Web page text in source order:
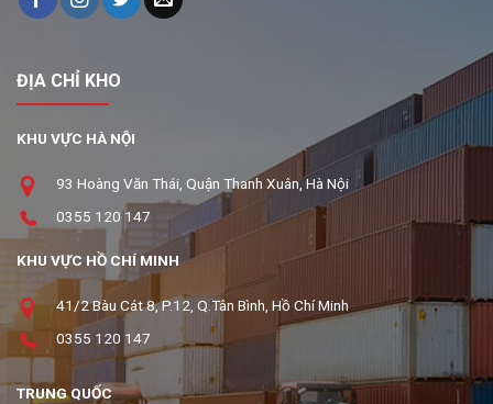
ĐỊA CHỈ KHO
KHU VỰC HÀ NỘI
93 Hoàng Văn Thái, Quận Thanh Xuân, Hà Nội
0355 120 147
KHU VỰC HỒ CHÍ MINH
41/2 Bàu Cát 8, P.12, Q.Tân Bình, Hồ Chí Minh
0355 120 147
TRUNG QUỐC